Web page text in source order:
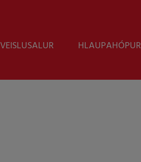
VEISLUSALUR HLAUPAHÓPUR